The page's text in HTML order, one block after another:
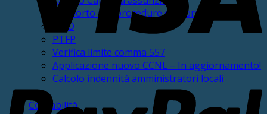
Supporto per procedure concorsuali
PIAO
PTFP
Verifica limite comma 557
Applicazione nuovo CCNL – In aggiornamento!
Calcolo indennità amministratori locali
Contabilità